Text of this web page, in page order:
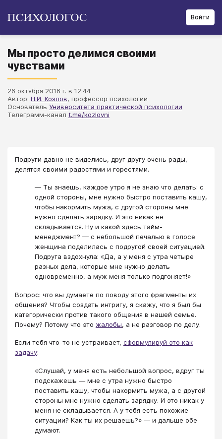
Войти
Мы просто делимся своими
чувствами
26 октября 2016 г. в 12:44
Автор: Н.И. Козлов, профессор психологии
Основатель Университета практической психологии
Телеграмм-канал t.me/kozlovni
Подруги давно не виделись, друг другу очень рады,
делятся своими радостями и горестями.
— Ты знаешь, каждое утро я не знаю что делать: с
одной стороны, мне нужно быстро поставить кашу,
чтобы накормить мужа, с другой стороны мне
нужно сделать зарядку. И это никак не
складывается. Ну и какой здесь тайм-
менеджмент? — с небольшой печалью в голосе
женщина поделилась с подругой своей ситуацией.
Подруга вздохнула: «Да, а у меня с утра четыре
разных дела, которые мне нужно делать
одновременно, а муж меня только подгоняет!»
Вопрос: что вы думаете по поводу этого фрагменты их
общения? Чтобы создать интригу, я скажу, что я был бы
категорически против такого общения в нашей семье.
Почему? Потому что это жалобы, а не разговор по делу.
Если тебя что-то не устраивает, сформулируй это как
задачу:
«Слушай, у меня есть небольшой вопрос, вдруг ты
подскажешь — мне с утра нужно быстро
поставить кашу, чтобы накормить мужа, а с другой
стороны мне нужно сделать зарядку. И это никак у
меня не складывается. А у тебя есть похожие
ситуации? Как ты их решаешь?» — и дальше обе
думают.